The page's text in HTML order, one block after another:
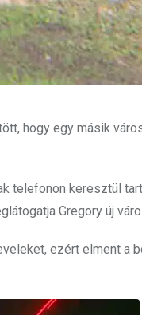
hogy egy másik
telefonon keresztül
Gregory új
ezért elment a